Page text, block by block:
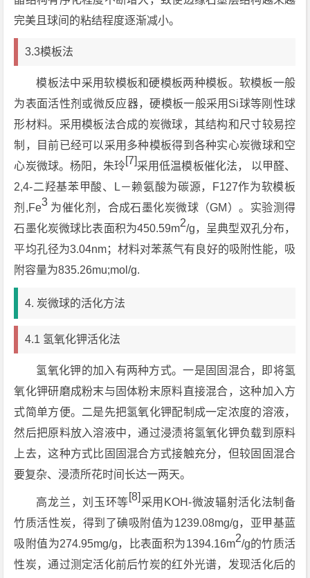
完美且球间的粘结程度逐渐减小。
3.3模板法
模板法中采用软模板和硬模板两种模板。软模板一般
为表面活性剂或微反应器，硬模板一般采用Si球等刚性球
形材料。采用模板法合成的炭微球，其结构和尺寸较易控
制，目前已经可以采用多种模板得到各种实心炭微球和空
心炭微球。杨阳，朱玲[7]采用低温模板催化法， 以甲醛、
2,4-二羟基苯甲酸、L－赖氨酸为碳源，F127作为软模板
剂,Fe3 为催化剂，合成石墨化炭微球（GM）。实验测得
石墨化炭微球比表面积为450.59m2/g，呈典型双孔分布，
平均孔径为3.04nm；材料对苯蒸气有良好的吸附性能，吸
附容量为835.26mu;mol/g.
4. 炭微球的活化方法
4.1 氢氧化钾活化法
氢氧化钾的加入有两种方式。一是固固混合，即将氢
氧化钾研磨成粉末与固体粉末原料直接混合，这种加入方
式简单方便。二是先把氢氧化钾配制成一定浓度的溶液，
然后把原料放入溶液中，通过浸渍将氢氧化钾负载到原料
上去，这种方式比固固混合方式接触充分，但较固固混合
要复杂、浸渍所花时间长达一两天。
高龙兰，刘玉环等[8]采用KOH-微波辐射活化法制备
竹质活性炭，得到了碘吸附值为1239.08mg/g，亚甲基蓝
吸附值为274.95mg/g，比表面积为1394.16m2/g的竹质活
性炭，通过测定活化前后竹炭的红外光谱，发现活化后的